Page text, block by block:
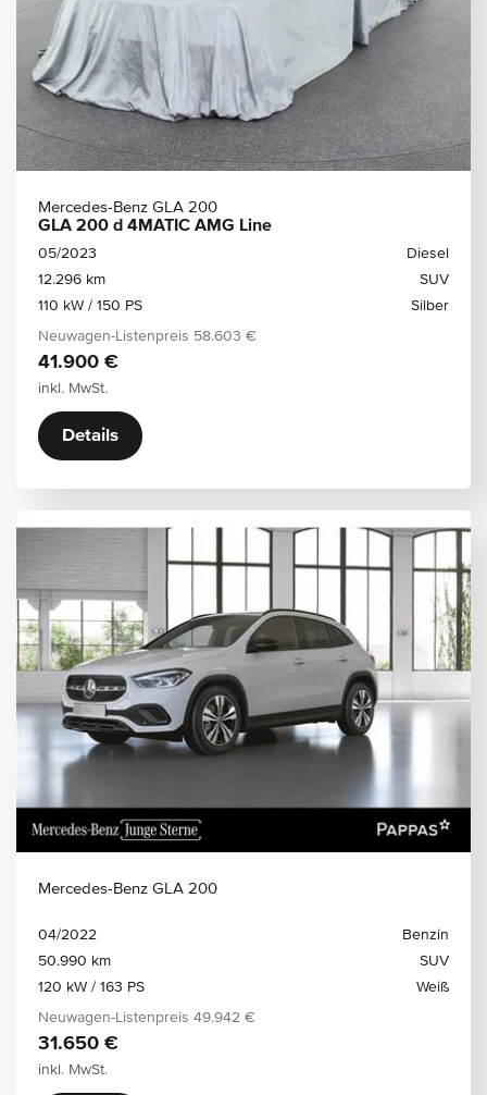
Mercedes-Benz GLA 200
GLA 200 d 4MATIC AMG Line
05/2023
Diesel
12.296 km
SUV
110 kW / 150 PS
Silber
Neuwagen-Listenpreis 58.603 €
41.900 €
inkl. MwSt.
Details
Mercedes-Benz GLA 200
04/2022
Benzin
50.990 km
SUV
120 kW / 163 PS
Weiß
Neuwagen-Listenpreis 49.942 €
31.650 €
inkl. MwSt.